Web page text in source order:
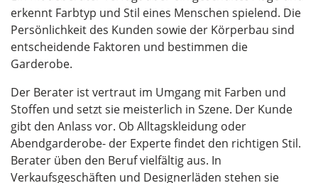
erkennt Farbtyp und Stil eines Menschen spielend. Die
Persönlichkeit des Kunden sowie der Körperbau sind
entscheidende Faktoren und bestimmen die
Garderobe.
Der Berater ist vertraut im Umgang mit Farben und
Stoffen und setzt sie meisterlich in Szene. Der Kunde
gibt den Anlass vor. Ob Alltagskleidung oder
Abendgarderobe- der Experte findet den richtigen Stil.
Berater üben den Beruf vielfältig aus. In
Verkaufsgeschäften und Designerläden stehen sie